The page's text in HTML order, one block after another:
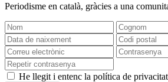
Periodisme en català, gràcies a una
He llegit i entenc la política de privacitat